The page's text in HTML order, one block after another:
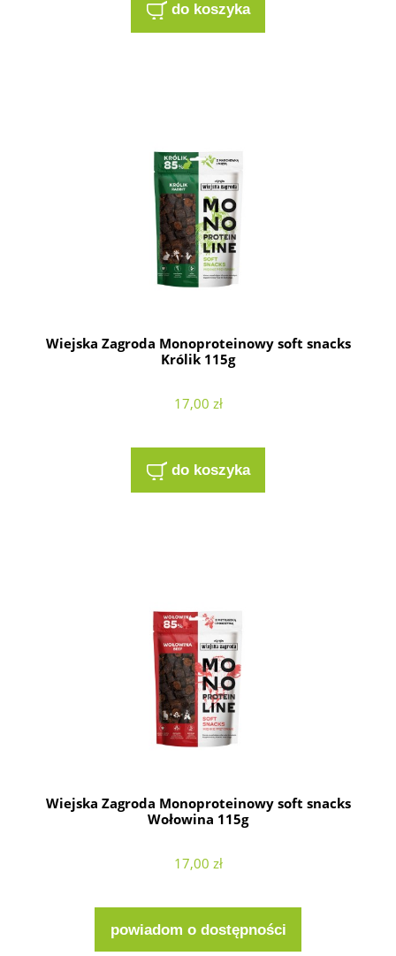
do koszyka
Wiejska Zagroda Monoproteinowy soft snacks
Królik 115g
17,00 zł
do koszyka
Wiejska Zagroda Monoproteinowy soft snacks
Wołowina 115g
17,00 zł
powiadom o dostępności